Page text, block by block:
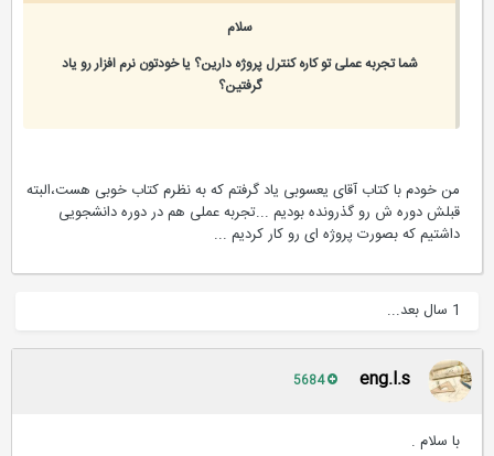
سلام
شما تجربه عملی تو کاره کنترل پروژه دارین؟ یا خودتون نرم افزار رو یاد
گرفتین؟
من خودم با کتاب آقای یعسوبی یاد گرفتم که به نظرم کتاب خوبی هست،البته
قبلش دوره ش رو گذرونده بودیم ...تجربه عملی هم در دوره دانشجویی
داشتیم که بصورت پروژه ای رو کار کردیم ...
eng.l.s
با سلام .